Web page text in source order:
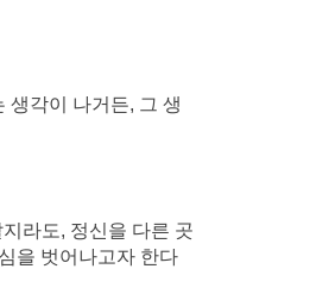
생각이 나거든, 그 생
라도, 정신을 다른 곳
을 벗어나고자 한다